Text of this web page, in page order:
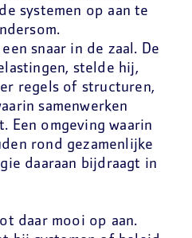
systemen op aan te
snaar in de zaal. De
stelde hij,
regels of structuren,
samenwerken
Een omgeving waarin
rond gezamenlijke
daaraan bijdraagt in
daar mooi op aan.